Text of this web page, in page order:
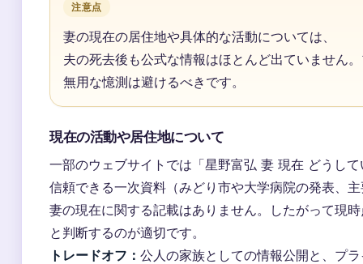
注意点
妻の現在の居住地や具体的な活動については、
夫の死去後も公式な情報はほとんど出ていません
無用な憶測は避けるべきです。
現在の活動や居住地について
一部のウェブサイトでは「星野富弘 妻 現在 どうし
信頼できる一次資料（みどり市や大学病院の発表、
妻の現在に関する記載はありません。したがって現
と判断するのが適切です。
トレードオフ： 公人の家族としての情報公開と、プ